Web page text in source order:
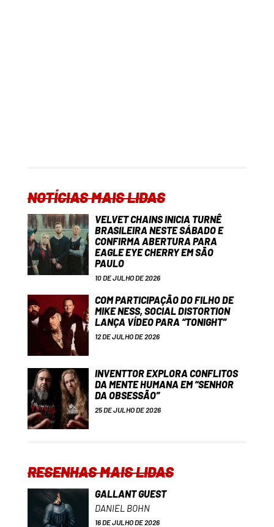
NOTÍCIAS MAIS LIDAS
VELVET CHAINS INICIA TURNÊ
BRASILEIRA NESTE SÁBADO E
CONFIRMA ABERTURA PARA
EAGLE EYE CHERRY EM SÃO
PAULO
10 DE JULHO DE 2026
COM PARTICIPAÇÃO DO FILHO DE
MIKE NESS, SOCIAL DISTORTION
LANÇA VÍDEO PARA “TONIGHT”
12 DE JULHO DE 2026
INVENTTOR EXPLORA CONFLITOS
DA MENTE HUMANA EM “SENHOR
DA OBSESSÃO”
25 DE JULHO DE 2026
RESENHAS MAIS LIDAS
GALLANT GUEST
DANIEL BOHN
16 DE JULHO DE 2026